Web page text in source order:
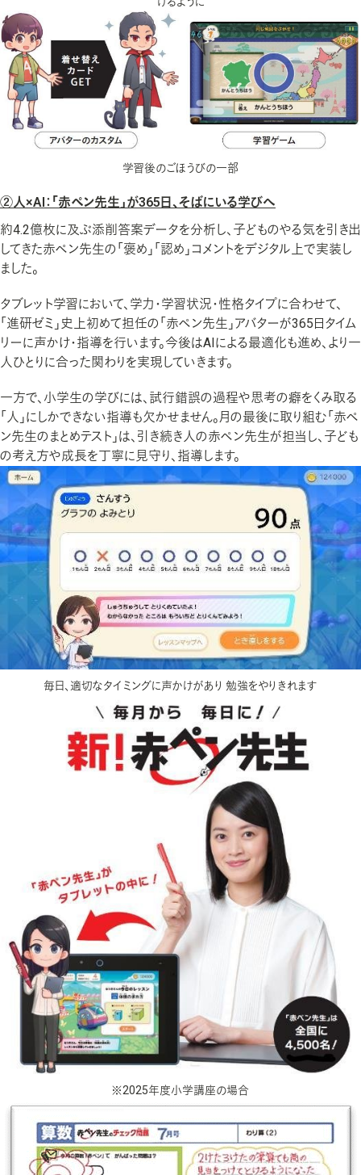
学習後のごほうびの一部
②人×AI：「赤ペン先生」が365日、そばにいる学びへ
約4.2億枚に及ぶ添削答案データを分析し、子どものやる気を引き出
してきた赤ペン先生の「褒め」「認め」コメントをデジタル上で実装し
ました。
タブレット学習において、学力・学習状況・性格タイプに合わせて、
「進研ゼミ」史上初めて担任の「赤ペン先生」アバターが365日タイム
リーに声かけ・指導を行います。今後はAIによる最適化も進め、より一
人ひとりに合った関わりを実現していきます。
一方で、小学生の学びには、試行錯誤の過程や思考の癖をくみ取る
「人」にしかできない指導も欠かせません。月の最後に取り組む「赤ペ
ン先生のまとめテスト」は、引き続き人の赤ペン先生が担当し、子ども
の考え方や成長を丁寧に見守り、指導します。
毎日、適切なタイミングに声かけがあり 勉強をやりきれます
※2025年度小学講座の場合